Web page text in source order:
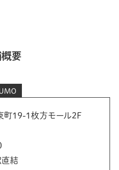
要
町19-1枚方モール2F
直結